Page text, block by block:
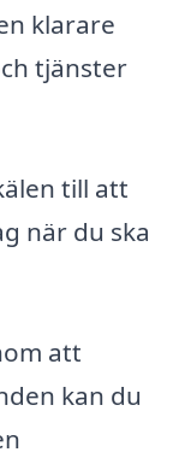
klarare
tjänster
till att
när du ska
att
kan du